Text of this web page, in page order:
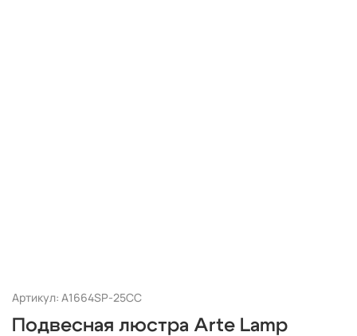
Артикул: A1664SP-25CC
Подвесная люстра Arte Lamp